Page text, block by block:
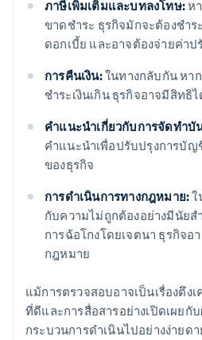
ภาษีเพิ่มเติมและบทลงโทษ:ห
ขาดชําระ ธุรกิจมักจะต้องชํา
ดอกเบี้ย และอาจต้องจ่ายค่าป
การคืนเงิน:ในทางกลับกัน หา
ชำระเงินเกิน ธุรกิจอาจมีสิทธิ
คําแนะนําเกี่ยวกับการจัดทําบั
คำแนะนำเพื่อปรับปรุงการบั
ของธุรกิจ
การดําเนินการทางกฎหมาย:ใ
กับความไม่ถูกต้องอย่างมีนัย
การฉ้อโกงโดยเจตนา ธุรกิจอ
กฎหมาย
แม้การตรวจสอบอาจเป็นเรื่องตึง
ที่ดีและการสื่อสารอย่างเปิดเผยกั
กระบวนการดําเนินไปอย่างง่ายด